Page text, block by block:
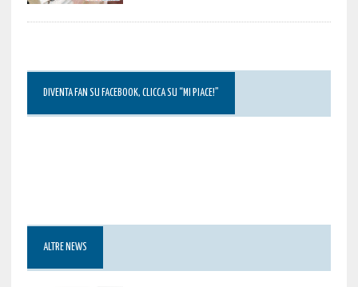
DIVENTA FAN SU FACEBOOK, CLICCA SU “MI PIACE!”
ALTRE NEWS